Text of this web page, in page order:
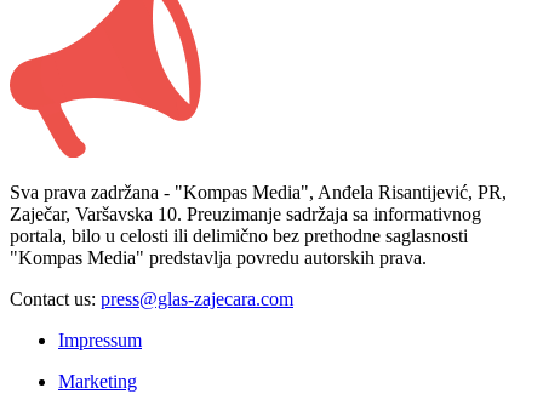
Sva prava zadržana - "Kompas Media", Anđela Risantijević, PR,
Zaječar, Varšavska 10. Preuzimanje sadržaja sa informativnog
portala, bilo u celosti ili delimično bez prethodne saglasnosti
"Kompas Media" predstavlja povredu autorskih prava.
Contact us: press@glas-zajecara.com
Impressum
Marketing